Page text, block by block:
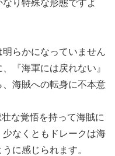
り特殊な形態ですよ
らかになっていません
『海軍には戻れない』
海賊への転身に不本意
な覚悟を持って海賊に
なくともドレークは海
に感じられます。